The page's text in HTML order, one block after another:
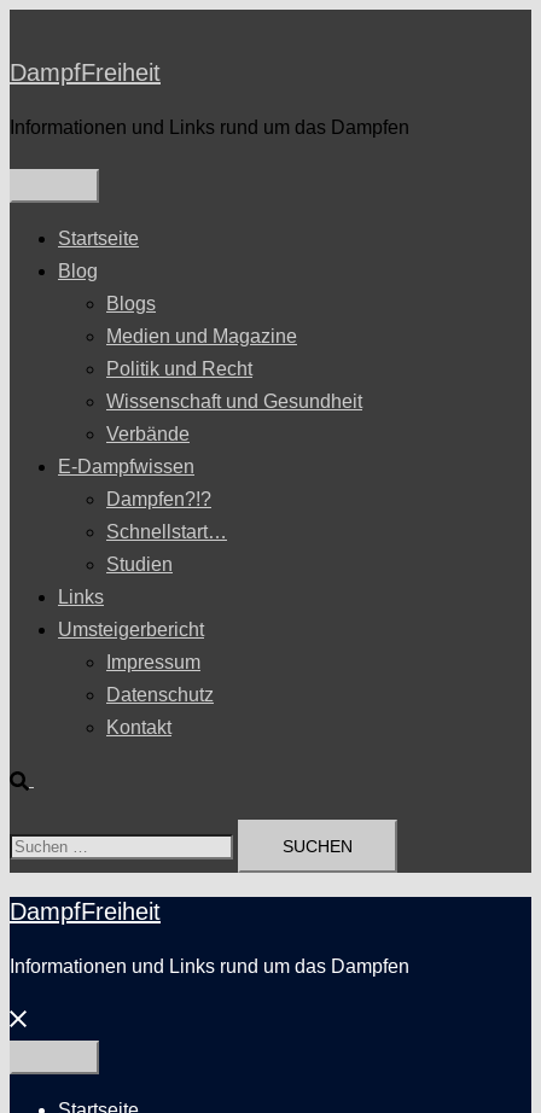
springen
DampfFreiheit
Informationen und Links rund um das Dampfen
Startseite
Blog
Blogs
Medien und Magazine
Politik und Recht
Wissenschaft und Gesundheit
Verbände
E-Dampfwissen
Dampfen?!?
Schnellstart…
Studien
Links
Umsteigerbericht
Impressum
Datenschutz
Kontakt
Suche
Suchen
DampfFreiheit
Informationen und Links rund um das Dampfen
Menü
schließen